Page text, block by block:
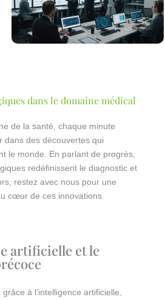
dans le domaine médical
de la santé, chaque minute
dans des découvertes qui
le monde. En parlant de progrès,
redéfinissent le diagnostic et
restez avec nous pour une
cœur de ces innovations
artificielle et le
à l’intelligence artificielle,